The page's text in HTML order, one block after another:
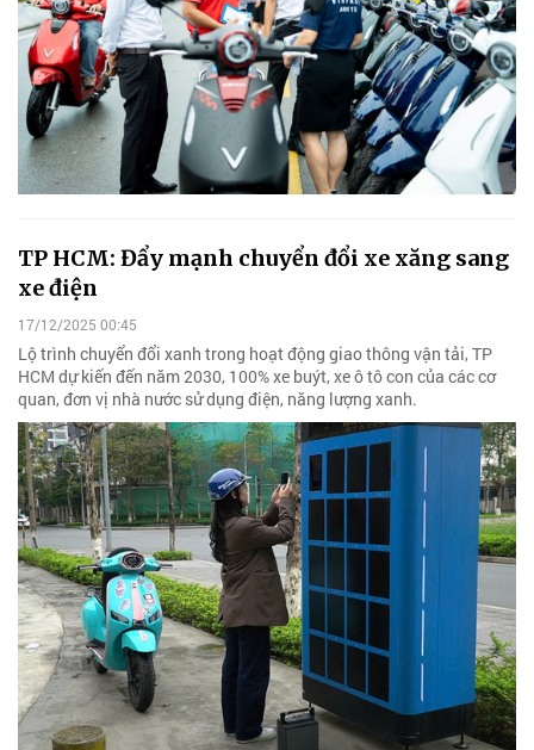
TP HCM: Đẩy mạnh chuyển đổi xe xăng sang
xe điện
17/12/2025 00:45
Lộ trình chuyển đổi xanh trong hoạt động giao thông vận tải, TP
HCM dự kiến đến năm 2030, 100% xe buýt, xe ô tô con của các cơ
quan, đơn vị nhà nước sử dụng điện, năng lượng xanh.